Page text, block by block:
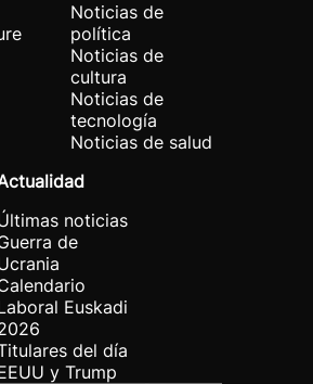
Noticias de
política
Noticias de
cultura
Noticias de
tecnología
Noticias de salud
noticias
de
Euskadi
del día
y Trump